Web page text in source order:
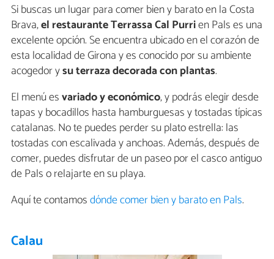
Si buscas un lugar para comer bien y barato en la Costa
Brava,el restaurante Terrassa Cal Purrien Pals es una
excelente opción. Se encuentra ubicado en el corazón de
esta localidad de Girona y es conocido por su ambiente
acogedor ysu terraza decorada con plantas.
El menú esvariado y económico, y podrás elegir desde
tapas y bocadillos hasta hamburguesas y tostadas típicas
catalanas. No te puedes perder su plato estrella: las
tostadas con escalivada y anchoas. Además, después de
comer, puedes disfrutar de un paseo por el casco antiguo
de Pals o relajarte en su playa.
Aquí te contamosdónde comer bien y barato en Pals.
Calau